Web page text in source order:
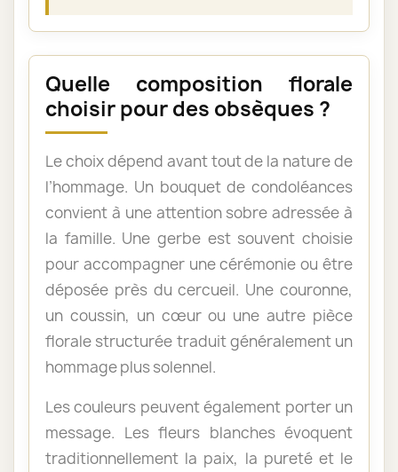
Quelle composition florale
choisir pour des obsèques ?
Le choix dépend avant tout de la nature de
l’hommage. Un bouquet de condoléances
convient à une attention sobre adressée à
la famille. Une gerbe est souvent choisie
pour accompagner une cérémonie ou être
déposée près du cercueil. Une couronne,
un coussin, un cœur ou une autre pièce
florale structurée traduit généralement un
hommage plus solennel.
Les couleurs peuvent également porter un
message. Les fleurs blanches évoquent
traditionnellement la paix, la pureté et le